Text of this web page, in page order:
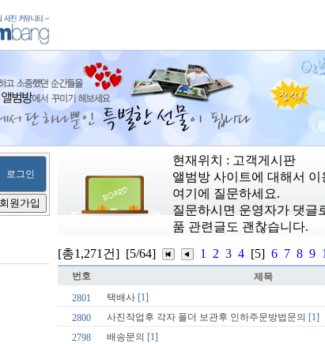
현재위치 : 고객게시판
앨범방 사이트에 대해서
여기에 질문하세요.
질문하시면 운영자가 댓글
품 관련글도 괜찮습니다.
[총1,271건] [5/64] 1 2 3 4 [5] 6 7 8 9
번호 제목
2801
택배사 [1]
2800 사진작업후 각자 폴더 보관후 인하주문방법문의 [1]
2798 배송문의 [1]